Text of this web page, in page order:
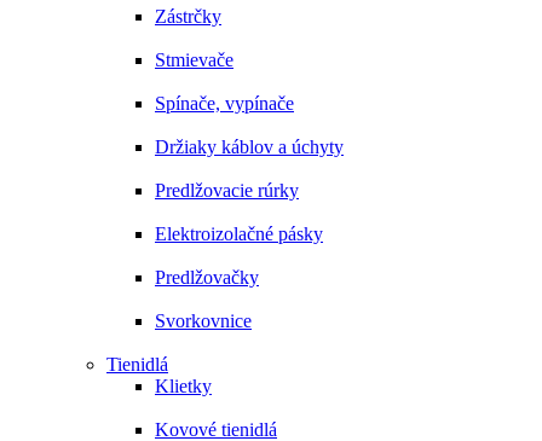
Zástrčky
Stmievače
Spínače, vypínače
Držiaky káblov a úchyty
Predlžovacie rúrky
Elektroizolačné pásky
Predlžovačky
Svorkovnice
Tienidlá
Klietky
Kovové tienidlá